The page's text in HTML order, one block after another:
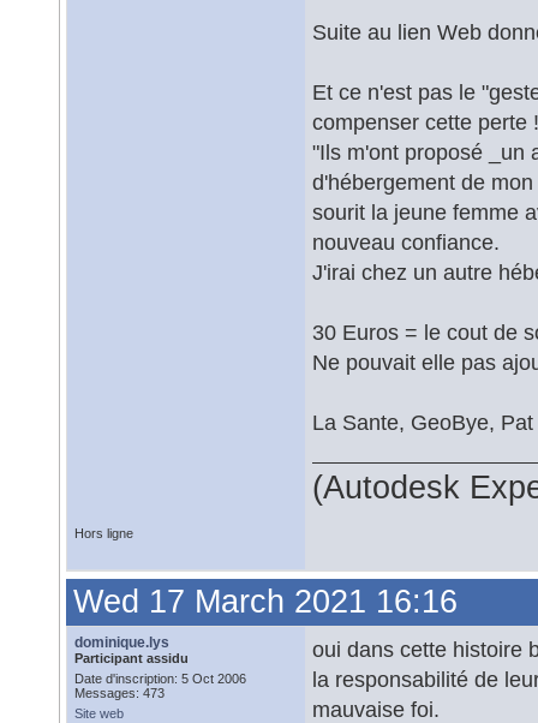
Suite au lien Web
Et ce n'est pas le
compenser cette perte !
"Ils m'ont proposé _un
d'hébergement de
sourit la jeune femme
nouveau confiance.
J'irai chez un autre
30 Euros = le cout de
Ne pouvait elle pas
La Sante, GeoBye, Pat
(Autodesk
Hors ligne
Wed 17 March 2021 16:16
dominique.lys
Participant assidu
Date d'inscription: 5 Oct 2006
Messages: 473
Site web
oui dans cette histoire
la responsabilité de
mauvaise foi.